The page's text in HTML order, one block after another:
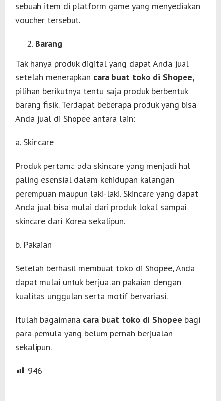
sebuah item di platform game yang menyediakan
voucher tersebut.
Barang
Tak hanya produk digital yang dapat Anda jual
setelah menerapkan cara buat toko di Shopee,
pilihan berikutnya tentu saja produk berbentuk
barang fisik. Terdapat beberapa produk yang bisa
Anda jual di Shopee antara lain:
a. Skincare
Produk pertama ada skincare yang menjadi hal
paling esensial dalam kehidupan kalangan
perempuan maupun laki-laki. Skincare yang dapat
Anda jual bisa mulai dari produk lokal sampai
skincare dari Korea sekalipun.
b. Pakaian
Setelah berhasil membuat toko di Shopee, Anda
dapat mulai untuk berjualan pakaian dengan
kualitas unggulan serta motif bervariasi.
Itulah bagaimana cara buat toko di Shopee bagi
para pemula yang belum pernah berjualan
sekalipun.
946